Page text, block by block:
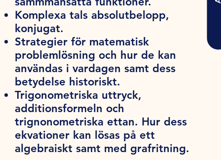
Komplexa tals absolutbelopp,
konjugat.
Strategier för matematisk
problemlösning och hur de kan
användas i vardagen samt dess
betydelse historiskt.
Trigonometriska uttryck,
additionsformeln och
trignonometriska ettan. Hur dess
ekvationer kan lösas på ett
algebraiskt samt med grafritning.